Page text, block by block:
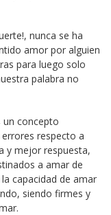
nunca se ha
amor por alguien
para luego solo
palabra no
un concepto
respecto a
y mejor respuesta,
a amar de
capacidad de amar
siendo firmes y